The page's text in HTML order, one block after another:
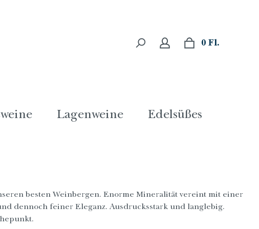
0 Fl.
Lagenweine Edelsüßes
besten Weinbergen. Enorme Mineralität vereint mit einer
dennoch feiner Eleganz. Ausdrucksstark und langlebig.